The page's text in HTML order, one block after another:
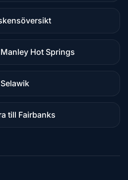
Hot Springs
till Fairbanks